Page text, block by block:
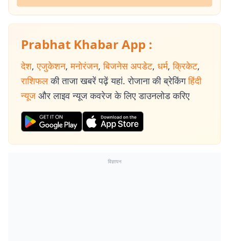
Prabhat Khabar App :
देश, एजुकेशन, मनोरंजन, बिजनेस अपडेट, धर्म, क्रिकेट,
राशिफल की ताजा खबरें पढ़ें यहां. रोजाना की ब्रेकिंग हिंदी
न्यूज और लाइव न्यूज कवरेज के लिए डाउनलोड करिए
विज्ञापन